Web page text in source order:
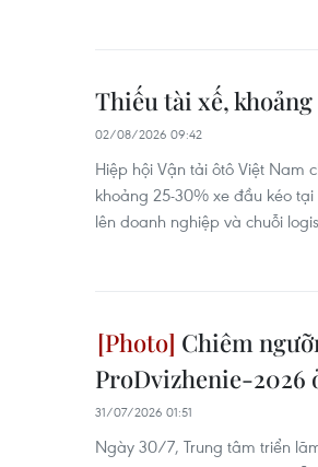
Thiếu tài xế,
02/08/2026 09:42
Hiệp hội Vận tải ôtô Việt Nam
khoảng 25-30% xe đầu kéo
lên doanh nghiệp và chuỗi
Chiêm
ProDvizhenie-2026
31/07/2026 01:51
Ngày 30/7, Trung tâm triển